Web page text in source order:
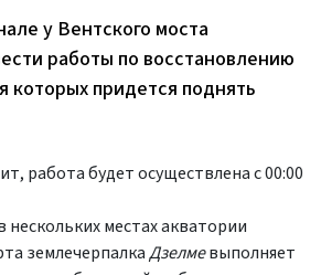
у Вентского моста
работы по восстановлению
которых придется поднять
работа будет осуществлена с 00:00
местах акватории
землечерпалкаДзелмевыполняет